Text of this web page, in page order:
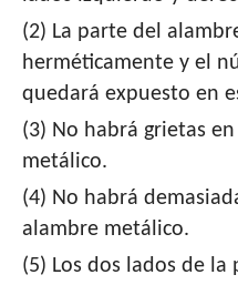
(2) La parte del
herméticamente y el
quedará expuesto en
(3) No habrá grietas
metálico.
(4) No habrá
alambre metálico.
(5) Los dos lados de la